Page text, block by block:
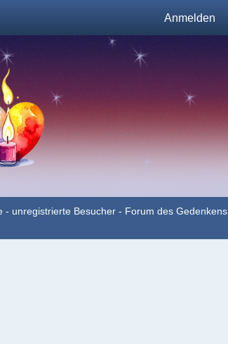
Anmelden
- unregistrierte Besucher - Forum des Gedenkens